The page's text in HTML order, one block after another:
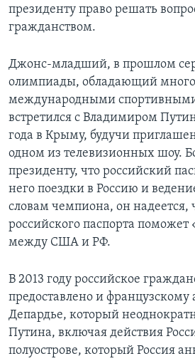
президенту право решать
гражданством.
Джонс-младший, в прошлом
олимпиады, обладающий
международными
встретился с Владимиром
года в Крыму, будучи
одном из телевизионных шоу.
президенту, что российский
него поездки в Россию и
словам чемпиона, он надеется,
российского паспорта поможет
между США и РФ.
В 2013 году российское
предоставлено и французскому
Депардье, который
Путина, включая действия
полуострове, который Россия